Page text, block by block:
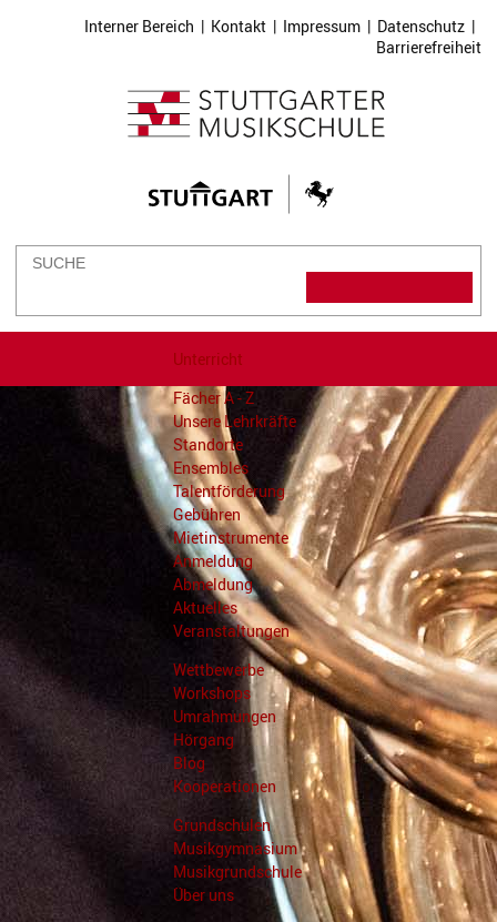
Interner Bereich | Kontakt | Impressum | Datenschutz |
Barrierefreiheit
Unterricht
Fächer A - Z
Unsere Lehrkräfte
Standorte
Ensembles
Talentförderung
Gebühren
Mietinstrumente
Anmeldung
Abmeldung
Aktuelles
Veranstaltungen
Wettbewerbe
Workshops
Umrahmungen
Hörgang
Blog
Kooperationen
Grundschulen
Musikgymnasium
Musikgrundschule
Über uns